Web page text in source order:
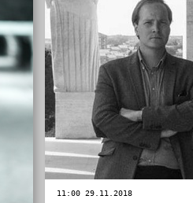
11:00 29.11.2018